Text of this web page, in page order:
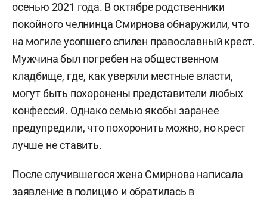
осенью 2021 года. В октябре родственники
покойного челнинца Смирнова обнаружили, что
на могиле усопшего спилен православный крест.
Мужчина был погребен на общественном
кладбище, где, как уверяли местные власти,
могут быть похоронены представители любых
конфессий. Однако семью якобы заранее
предупредили, что похоронить можно, но крест
лучше не ставить.
После случившегося жена Смирнова написала
заявление в полицию и обратилась в